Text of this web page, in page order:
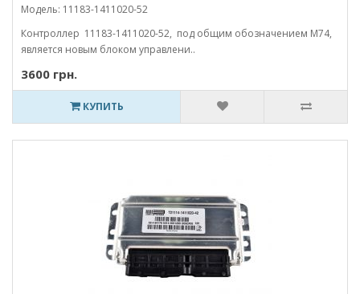
Модель: 11183-1411020-52
Контроллер 11183-1411020-52, под общим обозначением M74,
является новым блоком управлени..
3600 грн.
КУПИТЬ